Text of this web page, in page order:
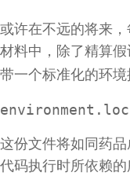
或许在不远的将来
材料中，除了精算
带一个标准化的环境
这份文件将如同药
代码执行时所依赖的